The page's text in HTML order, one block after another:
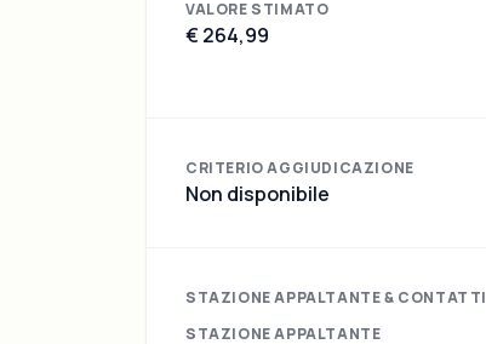
VALORE STIMATO
€ 264,99
CRITERIO AGGIUDICAZIONE
Non disponibile
STAZIONE APPALTANTE & CONTATTI
STAZIONE APPALTANTE